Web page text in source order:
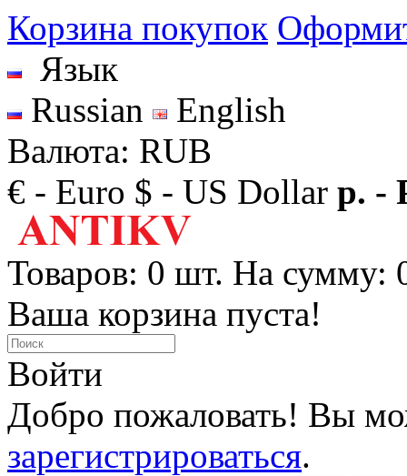
Корзина покупок
Язык
Russian
English
Валюта: RUB
€ - Euro $ - US Dollar р. -
Товаров: 0 шт. На сумму:
Ваша корзина пуста!
Войти
Добро пожаловать! Вы
зарегистрироваться.